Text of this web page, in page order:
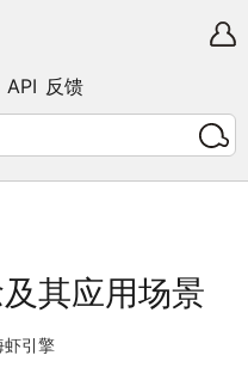
API 反馈
其应用场景
虾引擎